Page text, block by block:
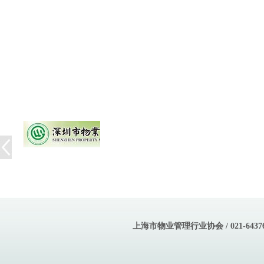
上海市物业管理行业协会 / 021-